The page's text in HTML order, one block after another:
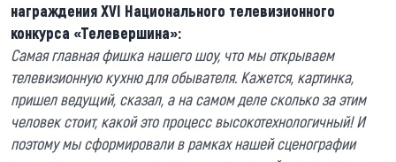
награждения XVI Национального телевизионного
конкурса «Телевершина»:
Самая главная фишка нашего шоу, что мы открываем
телевизионную кухню для обывателя. Кажется, картинка,
пришел ведущий, сказал, а на самом деле сколько за этим
человек стоит, какой это процесс высокотехнологичный! И
поэтому мы сформировали в рамках нашей сценографии